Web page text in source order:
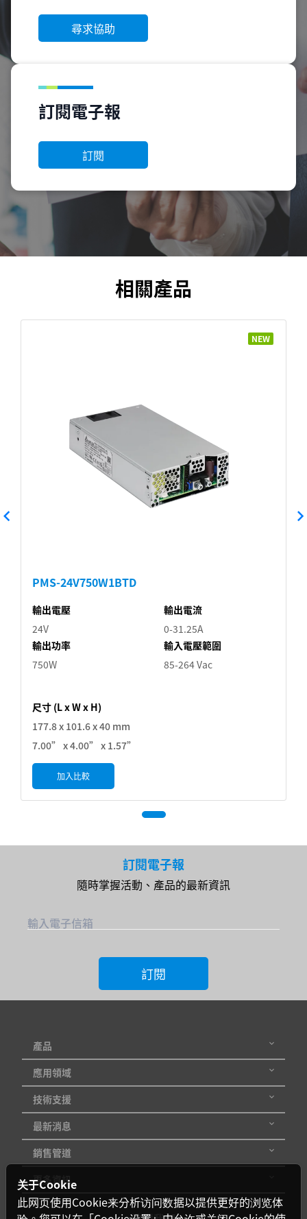
尋求協助
訂閱電子報
訂閱
相關產品
NEW
PMS-24V750W1BTD
輸出電壓
24V
輸出功率
750W
輸出電流
0-31.25A
輸入電壓範圍
85-264 Vac
尺寸 (L x W x H)
177.8 x 101.6 x 40 mm
7.00” x 4.00” x 1.57”
加入比較
訂閱電子報
隨時掌握活動、產品的最新資訊
輸入電子信箱
訂閱
產品
應用領域
技術支援
最新消息
銷售管道
更多資訊
关于Cookie
此网页使用Cookie来分析访问数据以提供更好的浏览体